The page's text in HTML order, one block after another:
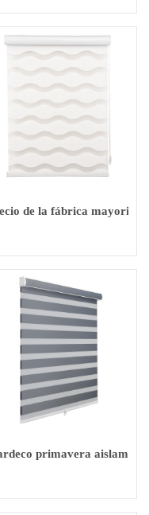
de cebra para el
de la fábrica mayorista
Seguridad sistema de
primavera